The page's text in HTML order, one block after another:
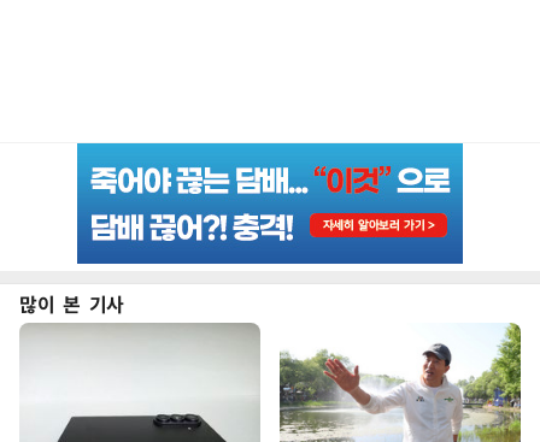
많이 본 기사